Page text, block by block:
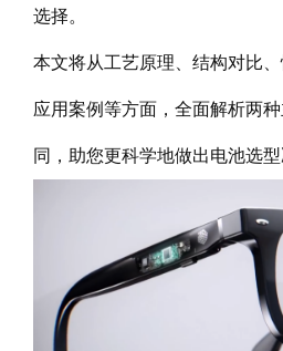
选择。
本文将从工艺原理、结构对比
应用案例等方面，全面解析两
同，助您更科学地做出电池选型